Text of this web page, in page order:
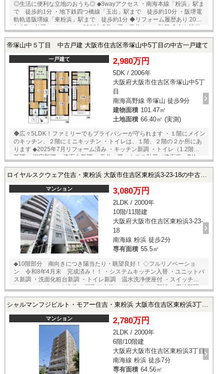
◎生活に便利な立地のおうち◎ ◆3wayアクセス ・南海本線「粉浜」駅ま
で 徒歩約1分 ・地下鉄四つ橋線「玉出」駅まで 徒歩約10分 ・阪堺電
軌軌道阪堺線「東粉浜」駅まで 徒歩約1分 ◆リフォーム履歴あり 2025
年4月 外壁・バルコニー 2026年5月 壁・天井クロス貼替 ◆主な設備
乾燥機 トイレ ・温水洗浄便座 ・1階、2階の2か所 洗面所 ・シャワー付
きインターフォン
帝塚山中５丁目 中古戸建 大阪市住吉区帝塚山中5丁目の中古一戸建て
一戸建て 2,980万円
5DK / 2006年
大阪府大阪市住吉区帝塚山中5丁
目
南海高野線 帝塚山 徒歩9分
建物面積 101.47㎡
土地面積 66.40㎡ (実測)
◆広々5LDK！ファミリーでもプライバシーが守られます ・１階にメイン
のキッチン、２階にミニキッチン ・トイレは、１階、２階の２か所にあ
ります ◆2025年7月リフォーム済み ・キッチン新調 ・トイレ（1.2階）
新調 ・浴室新調 ・洗面台新調 ・天井、壁、クロス貼替（洗面所、DK、
ロイヤルスクウェア住吉・東粉浜 大阪市住吉区東粉浜3-23-18の中古マンション
マンション 3,080万円
2LDK / 2000年
10階/11階建
大阪府大阪市住吉区東粉浜3-23-
18
南海線 粉浜 徒歩2分
専有面積 55.5㎡
◆10階部分 南向きにつき陽当たり・眺望良好！ ◇フルリノベーショ
ン 令和8年4月末 完成済み！！ ・システムキッチン入替 ・ユニットバ
ス新調 ・洗面化粧台新調 ・トイレ新調 温水洗浄便座付 ・スイッチ、
コンセントプレート交換 ・間取り交換 ・ダウンライト新設 ・窓枠新調
ーズボックス新調 ・ハウスクリーニング 他 ◆周辺環境充実 ・南海本線
覧可能！★当店までお電話いただくか、もしくは24時間対応可能「内覧
予約・お問い合わせ」フォームよりお問い合わせ下さい！
シャルマンフジビルト・モアー住吉・東粉浜 大阪市住吉区東粉浜3丁目の中古マンション
マンション 2,780万円
2LDK / 2000年
6階/10階建
大阪府大阪市住吉区東粉浜3丁目
南海線 粉浜 徒歩7分
専有面積 64.56㎡